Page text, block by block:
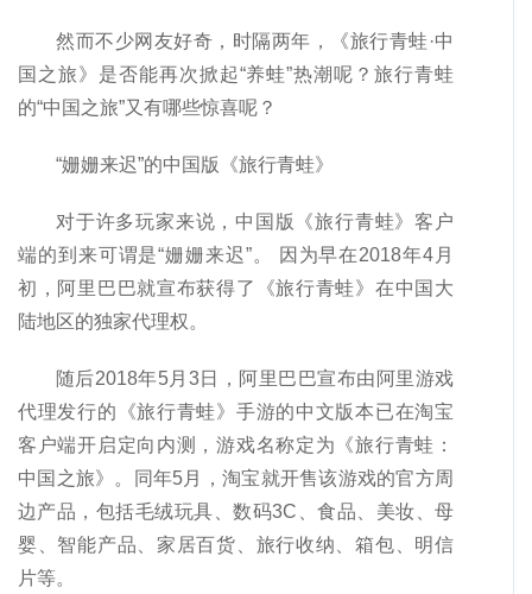
然而不少网友好奇，时隔两年，《旅行青蛙·中
国之旅》是否能再次掀起“养蛙”热潮呢？旅行青蛙
的“中国之旅”又有哪些惊喜呢？
“姗姗来迟”的中国版《旅行青蛙》
对于许多玩家来说，中国版《旅行青蛙》客户
端的到来可谓是“姗姗来迟”。 因为早在2018年4月
初，阿里巴巴就宣布获得了《旅行青蛙》在中国大
陆地区的独家代理权。
随后2018年5月3日，阿里巴巴宣布由阿里游戏
代理发行的《旅行青蛙》手游的中文版本已在淘宝
客户端开启定向内测，游戏名称定为《旅行青蛙：
中国之旅》。同年5月，淘宝就开售该游戏的官方周
边产品，包括毛绒玩具、数码3C、食品、美妆、母
婴、智能产品、家居百货、旅行收纳、箱包、明信
片等。